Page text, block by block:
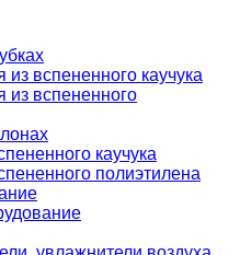
из вспененного каучука
из вспененного
каучука
полиэтилена